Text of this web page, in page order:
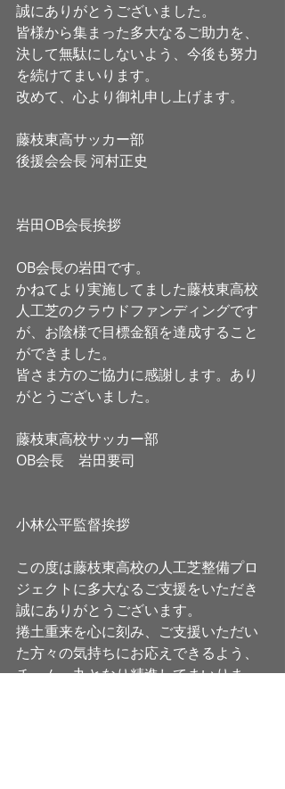
誠にありがとうございました。
皆様から集まった多大なるご助力を、
決して無駄にしないよう、今後も努力
を続けてまいります。
改めて、心より御礼申し上げます。
藤枝東高サッカー部
後援会会長 河村正史
岩田OB会長挨拶
OB会長の岩田です。
かねてより実施してました藤枝東高校
人工芝のクラウドファンディングです
が、お陰様で目標金額を達成すること
ができました。
皆さま方のご協力に感謝します。あり
がとうございました。
藤枝東高校サッカー部
OB会長　岩田要司
小林公平監督挨拶
この度は藤枝東高校の人工芝整備プロ
ジェクトに多大なるご支援をいただき
誠にありがとうございます。
捲土重来を心に刻み、ご支援いただい
た方々の気持ちにお応えできるよう、
チーム一丸となり精進してまいりま